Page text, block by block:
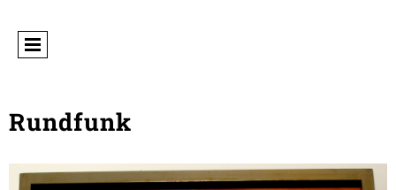
Rundfunk